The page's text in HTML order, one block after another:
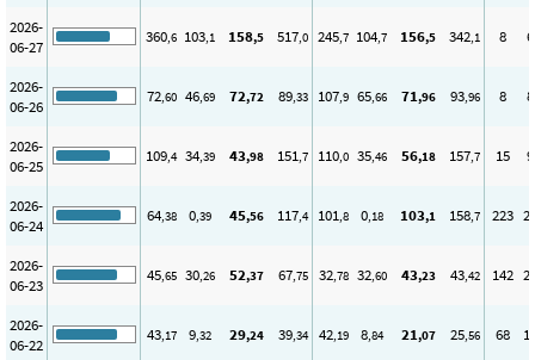
2026-
06-27
360,6 103,1 158,5 517,0 245,7 104,7 156,5 342,1 8 6
2026-
06-26
72,60 46,69 72,72 89,33 107,9 65,66 71,96 93,96 8 8
2026-
06-25
109,4 34,39 43,98 151,7 110,0 35,46 56,18 157,7 15 9
2026-
06-24
64,38 0,39 45,56 117,4 101,8 0,18 103,1 158,7 223
2026-
06-23
45,65 30,26 52,37 67,75 32,78 32,60 43,23 43,42 142
2026-
06-22
43,17 9,32 29,24 39,34 42,19 8,84 21,07 25,56 68